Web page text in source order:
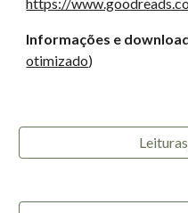
https://
Informações e
otimizado)